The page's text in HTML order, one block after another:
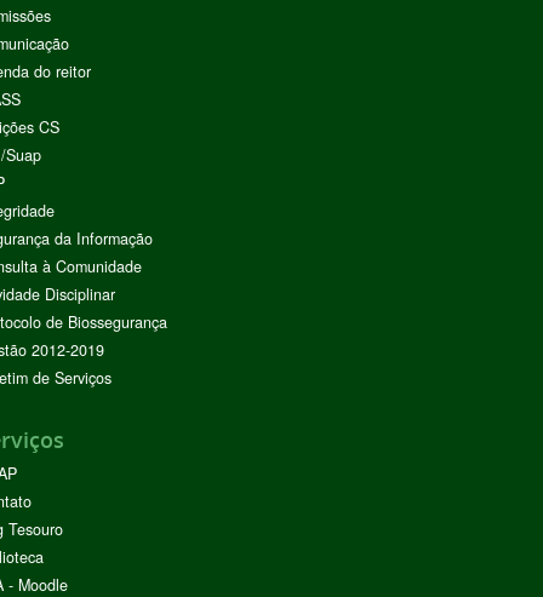
do reitor
CS
Suap
da Informação
à Comunidade
Disciplinar
de Biossegurança
2012-2019
de Serviços
Tesouro
- Moodle